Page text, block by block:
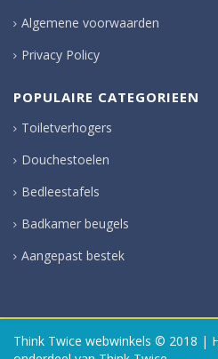
Algemene voorwaarden
Privacy Policy
POPULAIRE CATEGORIEEN
Toiletverhogers
Douchestoelen
Bedleestafels
Badkamer beugels
Aangepast bestek
Think Twice webwinkels © 2018 |